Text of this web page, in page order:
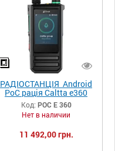
РАДІОСТАНЦІЯ Android
PoC рація Caltta e360
Код: POC E 360
Нет в наличии
11 492,00 грн.